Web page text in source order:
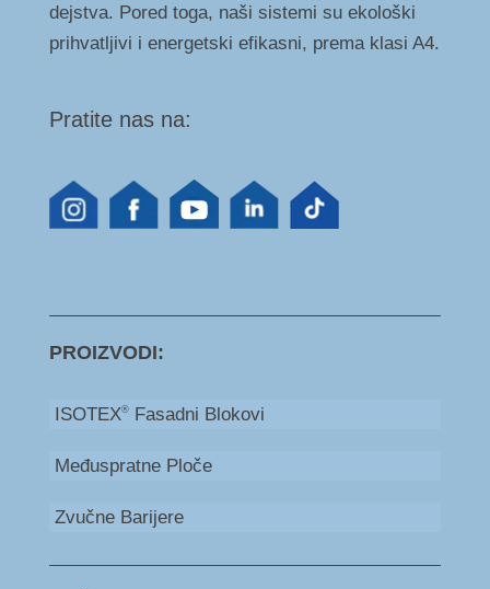
dejstva. Pored toga, naši sistemi su ekološki
prihvatljivi i energetski efikasni, prema klasi A4.
Pratite nas na:
PROIZVODI:
ISOTEX®Fasadni Blokovi
Međuspratne Ploče
Zvučne Barijere